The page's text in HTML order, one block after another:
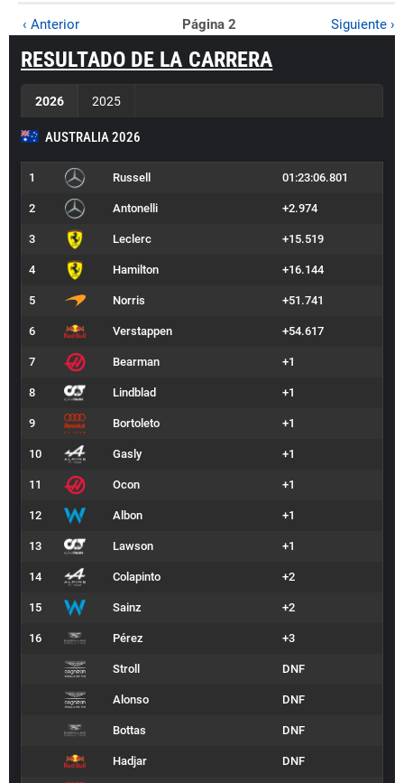
‹ Anterior Página 2 Siguiente ›
RESULTADO DE LA CARRERA
2026 2025
AUSTRALIA 2026
1 Russell 01:23:06.801
2 Antonelli +2.974
3 Leclerc +15.519
4 Hamilton +16.144
5 Norris +51.741
6 Verstappen +54.617
7 Bearman +1
8 Lindblad +1
9 Bortoleto +1
10 Gasly +1
11 Ocon +1
12 Albon +1
13 Lawson +1
14 Colapinto +2
15 Sainz +2
16 Pérez +3
Stroll DNF
Alonso DNF
Bottas DNF
Hadjar DNF